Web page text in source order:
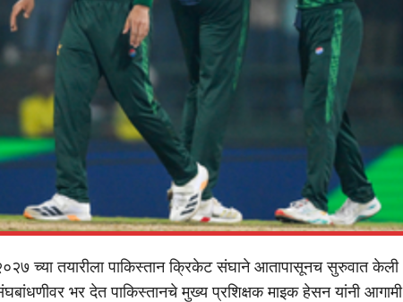
च्या तयारीला पाकिस्तान क्रिकेट संघाने आतापासूनच सुरुवात केली
भर देत पाकिस्तानचे मुख्य प्रशिक्षक माइक हेसन यांनी आगामी